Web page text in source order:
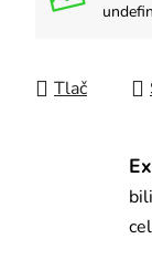
Tlač